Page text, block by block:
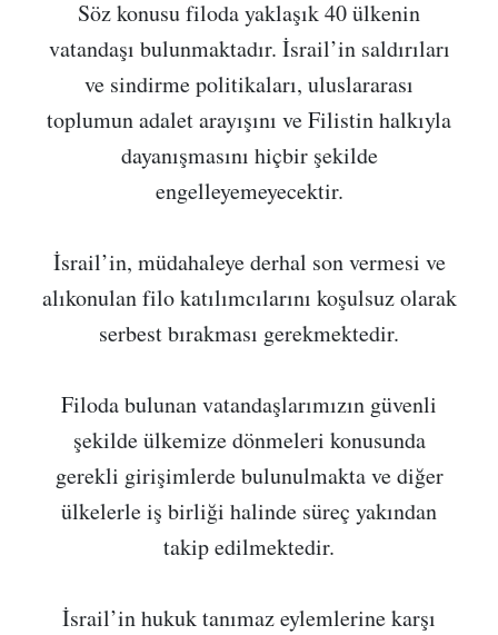
Söz konusu filoda yaklaşık 40 ülkenin
vatandaşı bulunmaktadır. İsrail’in saldırıları
ve sindirme politikaları, uluslararası
toplumun adalet arayışını ve Filistin halkıyla
dayanışmasını hiçbir şekilde
engelleyemeyecektir.
İsrail’in, müdahaleye derhal son vermesi ve
alıkonulan filo katılımcılarını koşulsuz olarak
serbest bırakması gerekmektedir.
Filoda bulunan vatandaşlarımızın güvenli
şekilde ülkemize dönmeleri konusunda
gerekli girişimlerde bulunulmakta ve diğer
ülkelerle iş birliği halinde süreç yakından
takip edilmektedir.
İsrail’in hukuk tanımaz eylemlerine karşı